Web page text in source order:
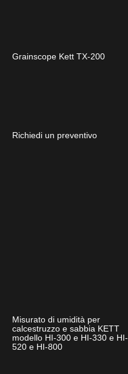
Grainscope Kett TX-200
Richiedi un preventivo
Misurato di umidità per
calcestruzzo e sabbia KETT
modello HI-300 e HI-330 e HI-
520 e HI-800